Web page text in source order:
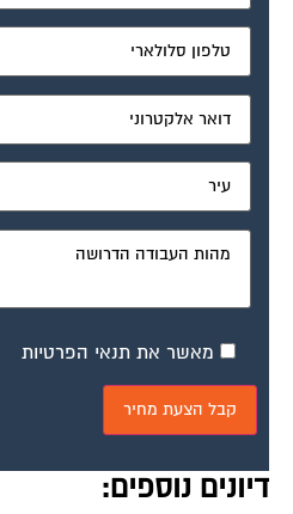
מאשר את תנאי הפרטיות
דיונים נוספים: